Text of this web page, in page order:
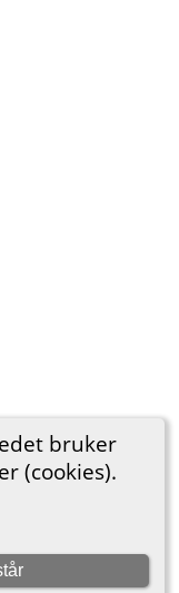
bruker
(cookies).
vår. Hvis du
oss.
Sitebuilding
for personvern